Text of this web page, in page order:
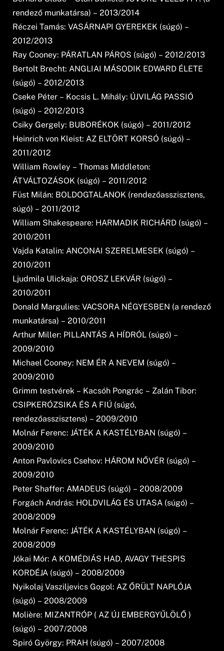
rendező munkatársa) – 2013/2014
Réczei Tamás: VASÁRNAPI GYEREKEK (súgó) –
2012/2013
Ray Cooney: PÁRATLAN PÁROS (súgó) – 2012/2013
Bertolt Brecht: ANGLIAI MÁSODIK EDWARD ÉLETE
(súgó) – 2012/2013
Cseke Péter – Kocsis L. Mihály: ÚJVILÁG PASSIÓ
(súgó) – 2012/2013
Csiky Gergely: BUBORÉKOK (súgó) – 2011/2012
Heinrich von Kleist: AZ ELTÖRT KORSÓ (súgó) –
2011/2012
William Rowley – Thomas Middleton:
ÁTVÁLTOZÁSOK (súgó) – 2011/2012
Füst Milán: BOLDOGTALANOK (rendezőasszisztens,
súgó) – 2011/2012
William Shakespeare: HARMADIK RICHÁRD (súgó) –
2010/2011
Vajda Katalin: ANCONAI SZERELMESEK (súgó) –
2010/2011
Ljudmila Ulickaja: OROSZ LEKVÁR (súgó) –
2010/2011
Donald Margulies: VACSORA NÉGYESBEN (a rendező
munkatársa) – 2010/2011
Arthur Miller: PILLANTÁS A HÍDRÓL (súgó) –
2009/2010
Michael Cooney: NEM ÉR A NEVEM (súgó) –
2009/2010
Grimm testvérek – Kacsóh Pongrác – Zalán Tibor:
CSIPKERÓZSIKA ÉS A FIÚ (súgó,
rendezőasszisztens) – 2009/2010
Molnár Ferenc: JÁTÉK A KASTÉLYBAN (súgó) –
2009/2010
Anton Pavlovics Csehov: HÁROM NŐVÉR (súgó) –
2009/2010
Peter Shaffer: AMADEUS (súgó) – 2008/2009
Forgách András: HOLDVILÁG ÉS UTASA (súgó) –
2008/2009
Molnár Ferenc: JÁTÉK A KASTÉLYBAN (súgó) –
2008/2009
Jókai Mór: A KOMÉDIÁS HAD, AVAGY THESPIS
KORDÉJA (súgó) – 2008/2009
Nyikolaj Vasziljevics Gogol: AZ ŐRÜLT NAPLÓJA
(súgó) – 2008/2009
Molière: MIZANTRÓP ( AZ ÚJ EMBERGYŰLÖLŐ )
(súgó) – 2007/2008
Spiró György: PRAH (súgó) – 2007/2008